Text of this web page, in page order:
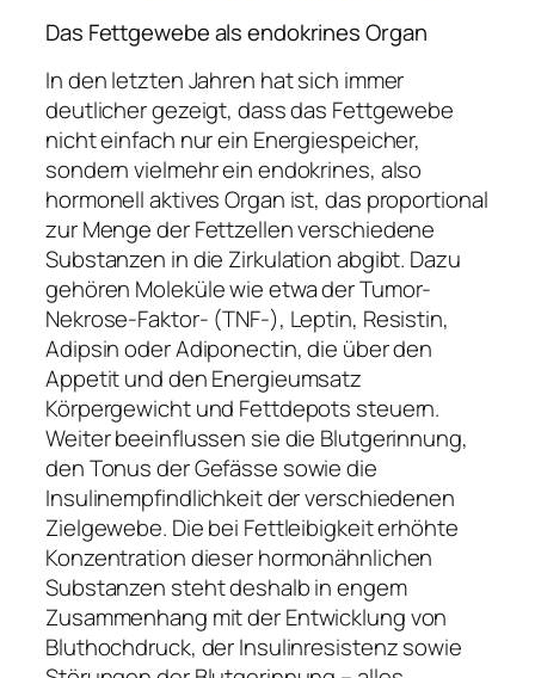
Das Fettgewebe als endokrines Organ
In den letzten Jahren hat sich immer
deutlicher gezeigt, dass das Fettgewebe
nicht einfach nur ein Energiespeicher,
sondern vielmehr ein endokrines, also
hormonell aktives Organ ist, das proportional
zur Menge der Fettzellen verschiedene
Substanzen in die Zirkulation abgibt. Dazu
gehören Moleküle wie etwa der Tumor-
Nekrose-Faktor- (TNF-), Leptin, Resistin,
Adipsin oder Adiponectin, die über den
Appetit und den Energieumsatz
Körpergewicht und Fettdepots steuern.
Weiter beeinflussen sie die Blutgerinnung,
den Tonus der Gefässe sowie die
Insulinempfindlichkeit der verschiedenen
Zielgewebe. Die bei Fettleibigkeit erhöhte
Konzentration dieser hormonähnlichen
Substanzen steht deshalb in engem
Zusammenhang mit der Entwicklung von
Bluthochdruck, der Insulinresistenz sowie